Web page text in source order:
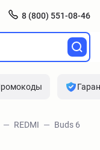
8 (800) 551-08-46
REDMI
Buds 6